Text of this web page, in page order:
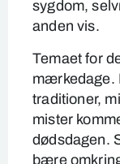
sygdom,
anden vis.
Temaet for
mærkedage.
traditioner,
mister
dødsdagen.
bære